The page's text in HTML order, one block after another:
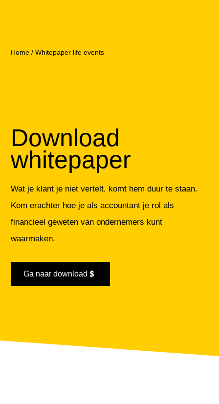
Home /Whitepaper life events
Download
whitepaper
Wat je klant je niet vertelt, komt hem duur te staan.
Kom erachter hoe je als accountant je rol als
financieel geweten van ondernemers kunt
waarmaken.
Ga naar download